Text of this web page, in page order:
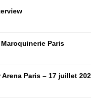
Maroquinerie Paris
Arena Paris – 17 juillet